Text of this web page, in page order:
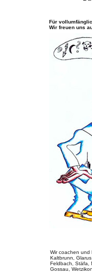
Für
Wir freuen uns
Wir coachen und
Kaltbrunn,
Feldbach, Stäfa,
Gossau,